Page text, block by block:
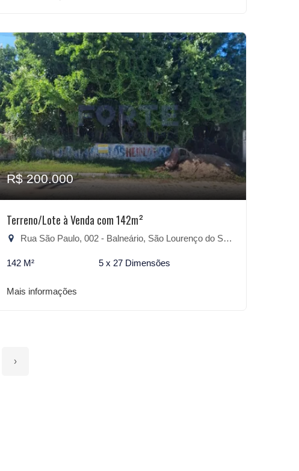
R$ 200.000
Terreno/Lote à Venda com 142m²
Rua São Paulo, 002 - Balneário, São Lourenço do Sul-RS
142 M² 5 x 27 Dimensões
Mais informações
›